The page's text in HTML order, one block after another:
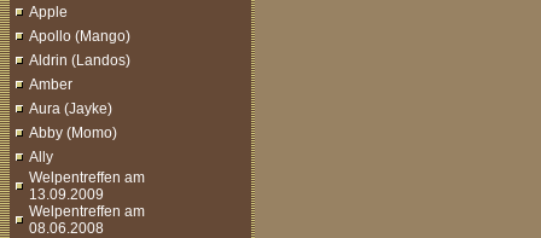
Apple
Apollo (Mango)
Aldrin (Landos)
Amber
Aura (Jayke)
Abby (Momo)
Ally
Welpentreffen am
13.09.2009
Welpentreffen am
08.06.2008